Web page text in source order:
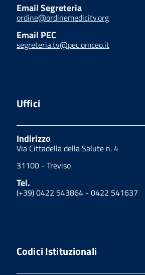
Email Segreteria
ordine@ordinemedicitv.org
Email PEC
segreteria.tv@pec.omceo.it
Uffici
Indirizzo
Via Cittadella della Salute n. 4
31100 - Treviso
Tel.
(+39) 0422 543864 - 0422 541637
Codici Istituzionali